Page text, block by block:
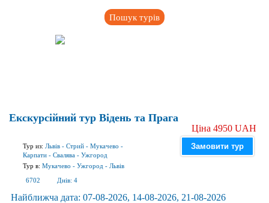
Пошук турів
Екскурсійний тур Відень та Прага
Тур из: Львів - Стрий - Мукачево -
Карпати - Свалява - Ужгород
Тур в: Мукачево - Ужгород - Львів
6702
Днів: 4
Ціна 4950 UAH
Замовити тур
Найближча дата: 07-08-2026, 14-08-2026, 21-08-2026